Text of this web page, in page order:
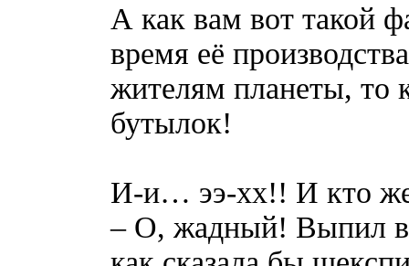
А как вам вот такой
время её
жителям планеты, то
бутылок!
И-и… ээ-хх!! И кто же
– О, жадный! Выпил